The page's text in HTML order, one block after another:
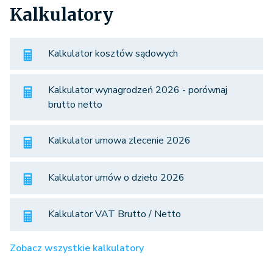
Kalkulatory
Kalkulator kosztów sądowych
Kalkulator wynagrodzeń 2026 - porównaj
brutto netto
Kalkulator umowa zlecenie 2026
Kalkulator umów o dzieło 2026
Kalkulator VAT Brutto / Netto
Zobacz wszystkie kalkulatory